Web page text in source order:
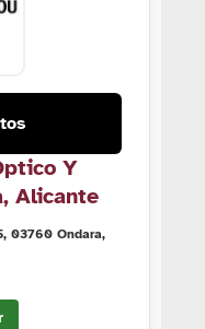
Y
Alicante
03760 Ondara,